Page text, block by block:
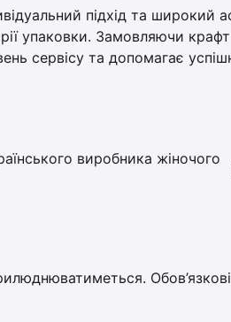
підхід та
упаковки. Замовляючи
сервісу та допомагає
виробника жіночого